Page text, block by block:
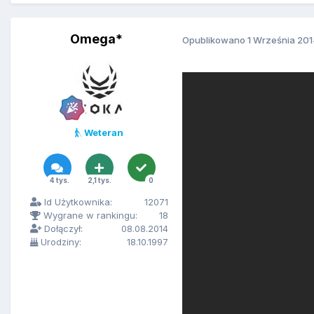
Omega*
Weteran
4 tys. 2,1 tys. 0
Id Użytkownika:
12071
Wygrane w rankingu:
18
Dołączył:
08.08.2014
Urodziny:
18.10.1997
Opublikowano 1 Września